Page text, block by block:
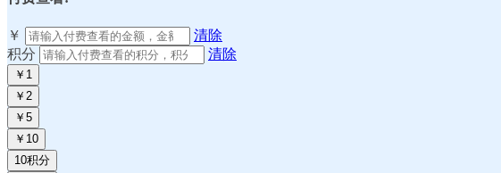
￥
清除
积分
清除
￥1
￥2
￥5
￥10
10积分